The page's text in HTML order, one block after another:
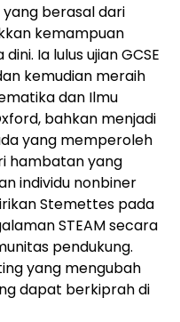
yang berasal dari
kemampuan
Ia lulus ujian GCSE
kemudian meraih
dan Ilmu
bahkan menjadi
yang memperoleh
hambatan yang
individu nonbiner
Stemettes pada
STEAM secara
pendukung.
yang mengubah
dapat berkiprah di